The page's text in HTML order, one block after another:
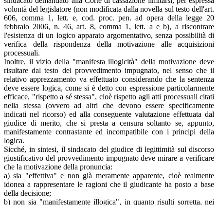
volontà del legislatore (non modificata dalla novella sul testo dell'art.
606, comma 1, lett. e, cod. proc. pen. ad opera della legge 20
febbraio 2006, n. 46, art. 8, comma 1, lett. a e b), a riscontrare
l'esistenza di un logico apparato argomentativo, senza possibilità di
verifica della rispondenza della motivazione alle acquisizioni
processuali.
Inoltre, il vizio della "manifesta illogicità" della motivazione deve
risultare dal testo del provvedimento impugnato, nel senso che il
relativo apprezzamento va effettuato considerando che la sentenza
deve essere logica, come si è detto con espressione particolarmente
efficace, "rispetto a sé stessa", cioè rispetto agli atti processuali citati
nella stessa (ovvero ad altri che devono essere specificamente
indicati nel ricorso) ed alla conseguente valutazione effettuata dal
giudice di merito, che si presta a censura soltanto se, appunto,
manifestamente contrastante ed incompatibile con i principi della
logica.
Sicché, in sintesi, il sindacato del giudice di legittimità sul discorso
giustificativo del provvedimento impugnato deve mirare a verificare
che la motivazione della pronuncia:
a) sia "effettiva" e non già meramente apparente, cioè realmente
idonea a rappresentare le ragioni che il giudicante ha posto a base
della decisione;
b) non sia "manifestamente illogica", in quanto risulti sorretta, nei